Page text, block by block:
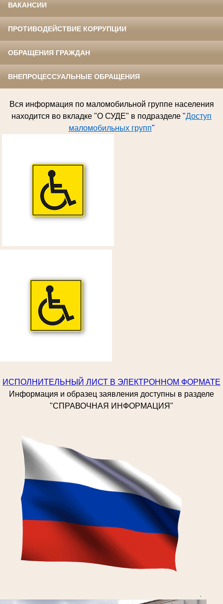
ВАКАНСИИ
ПРОТИВОДЕЙСТВИЕ КОРРУПЦИИ
ОБРАЩЕНИЯ ГРАЖДАН
ВНЕПРОЦЕССУАЛЬНЫЕ ОБРАЩЕНИЯ
Вся информация по маломобильной группе населения
находится во вкладке "О СУДЕ" в подразделе "Доступ
маломобильных групп"
ИСПОЛНИТЕЛЬНЫЙ ЛИСТ В ЭЛЕКТРОННОМ ФОРМАТЕ
Информация и образец заявления доступны в разделе
"СПРАВОЧНАЯ ИНФОРМАЦИЯ"